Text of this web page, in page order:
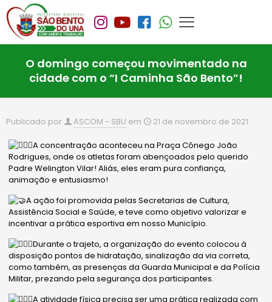
O domingo começou movimentado na
cidade com o “I Caminha São Bento”!
Publicado por ASCOM - SBU em 21 de novembro de 2021
A concentração aconteceu na Praça Cônego João
Rodrigues, onde os atletas foram abençoados pelo querido
Padre Welington Vilar! Aliás, eles eram pura confiança,
animação e entusiasmo!
A ação foi promovida pelas Secretarias de Cultura,
Assistência Social e Saúde, e teve como objetivo valorizar e
incentivar a prática esportiva em nosso Município.
Durante o trajeto, a organização do evento colocou à
disposição pontos de hidratação, sinalização da via correta,
como também, as presenças da Guarda Municipal e da Polícia
Militar, prezando pela segurança dos participantes.
A atividade física precisa ser uma prática realizada com